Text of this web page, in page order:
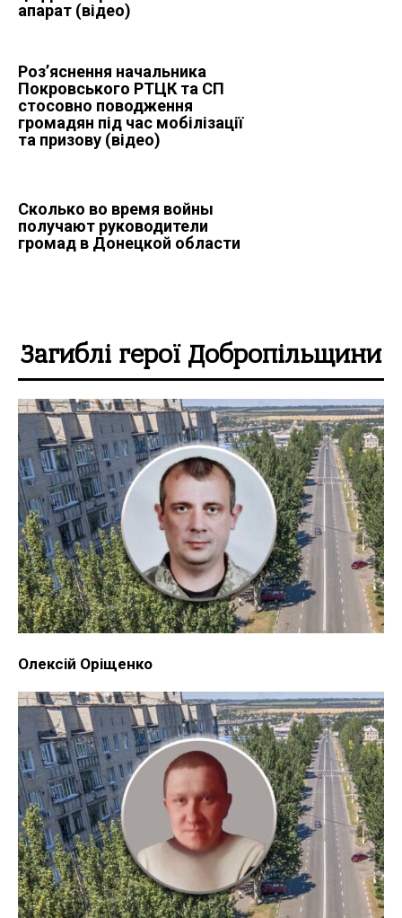
апарат (відео)
Роз’яснення начальника
Покровського РТЦК та СП
стосовно поводження
громадян під час мобілізації
та призову (відео)
Сколько во время войны
получают руководители
громад в Донецкой области
Загиблі герої Добропільщини
Олексій Оріщенко